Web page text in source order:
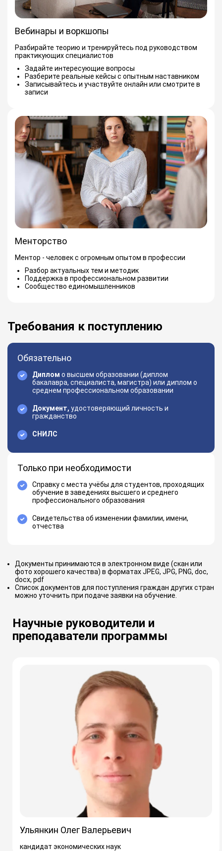
Вебинары и воркшопы
Разбирайте теорию и тренируйтесь под руководством
практикующих специалистов
Задайте интересующие вопросы
Разберите реальные кейсы с опытным наставником
Записывайтесь и участвуйте онлайн или смотрите в
записи
Менторство
Ментор - человек с огромным опытом в профессии
Разбор актуальных тем и методик
Поддержка в профессиональном развитии
Сообщество единомышленников
Требования к поступлению
Обязательно
Диплом о высшем образовании (диплом
бакалавра, специалиста, магистра) или диплом о
среднем профессиональном образовании
Документ, удостоверяющий личность и
гражданство
СНИЛС
Только при необходимости
Справку с места учёбы для студентов, проходящих
обучение в заведениях высшего и среднего
профессионального образования
Свидетельства об изменении фамилии, имени,
отчества
Документы принимаются в электронном виде (скан или
фото хорошего качества) в форматах JPEG, JPG, PNG, doc,
docx, pdf
Список документов для поступления граждан других стран
можно уточнить при подаче заявки на обучение.
Научные руководители и
преподаватели программы
Ульянкин Олег Валерьевич
кандидат экономических наук